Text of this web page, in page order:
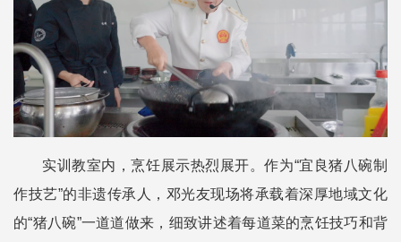
实训教室内，烹饪展示热烈展开。作为“宜良猪八碗制
作技艺”的非遗传承人，邓光友现场将承载着深厚地域文化
的“猪八碗”一道道做来，细致讲述着每道菜的烹饪技巧和背